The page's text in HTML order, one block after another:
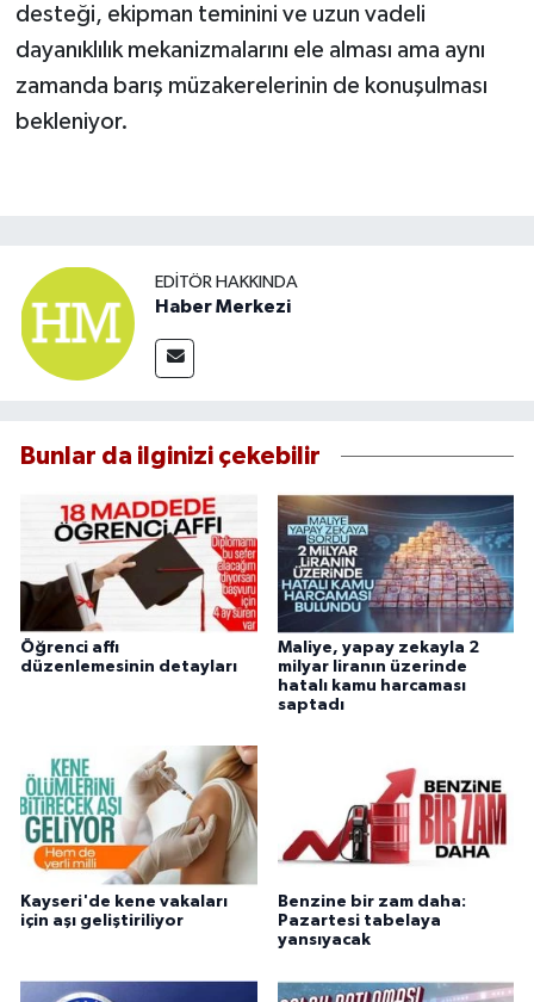
desteği, ekipman teminini ve uzun vadeli
dayanıklılık mekanizmalarını ele alması ama aynı
zamanda barış müzakerelerinin de konuşulması
bekleniyor.
EDITÖR HAKKINDA
Haber Merkezi
Bunlar da ilginizi çekebilir
Öğrenci affı
düzenlemesinin detayları
Maliye, yapay zekayla 2
milyar liranın üzerinde
hatalı kamu harcaması
saptadı
Kayseri'de kene vakaları
için aşı geliştiriliyor
Benzine bir zam daha:
Pazartesi tabelaya
yansıyacak